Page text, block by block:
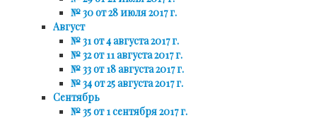
№ 30 от 28 июля 2017 г.
Август
№ 31 от 4 августа 2017 г.
№ 32 от 11 августа 2017 г.
№ 33 от 18 августа 2017 г.
№ 34 от 25 августа 2017 г.
Сентябрь
№ 35 от 1 сентября 2017 г.